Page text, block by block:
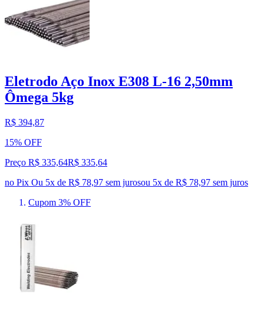
Eletrodo Aço Inox E308 L-16 2,50mm
Ômega 5kg
R$ 394,87
15% OFF
Preço R$ 335,64R$ 335,64
no Pix Ou 5x de R$ 78,97 sem jurosou 5x de R$ 78,97 sem juros
Cupom 3% OFF